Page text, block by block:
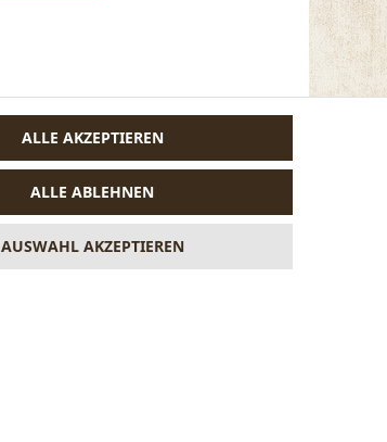
ALLE AKZEPTIEREN
ALLE ABLEHNEN
AUSWAHL AKZEPTIEREN